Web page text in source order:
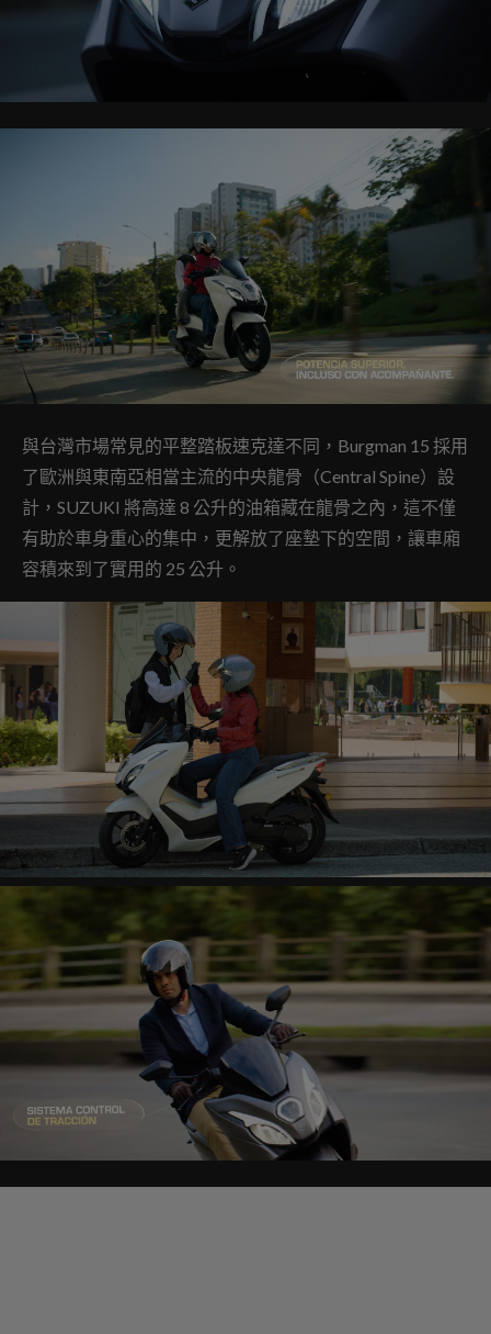
與台灣市場常見的平整踏板速克達不同，Burgman 15 採用
了歐洲與東南亞相當主流的中央龍骨（Central Spine）設
計，SUZUKI 將高達 8 公升的油箱藏在龍骨之內，這不僅
有助於車身重心的集中，更解放了座墊下的空間，讓車廂
容積來到了實用的 25 公升。